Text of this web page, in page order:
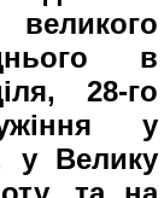
в
28-го
у
у Велику